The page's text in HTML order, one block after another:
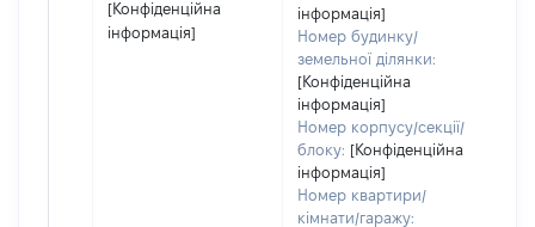
[Конфіденційна
інформація]
інформація]
Номер будинку/
земельної ділянки:
[Конфіденційна
інформація]
Номер корпусу/секції/
блоку: [Конфіденційна
інформація]
Номер квартири/
кімнати/гаражу: